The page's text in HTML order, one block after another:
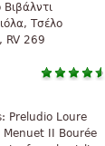
Βιβάλντι
Τσέλο
RV 269
Preludio Loure
II Bourée